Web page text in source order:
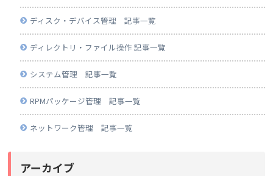
ディスク・デバイス管理 記事一覧
ディレクトリ・ファイル操作 記事一覧
システム管理 記事一覧
RPMパッケージ管理 記事一覧
ネットワーク管理 記事一覧
アーカイブ